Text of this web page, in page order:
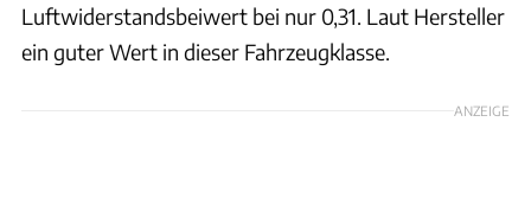
Luftwiderstandsbeiwert bei nur 0,31. Laut Hersteller
ein guter Wert in dieser Fahrzeugklasse.
ANZEIGE